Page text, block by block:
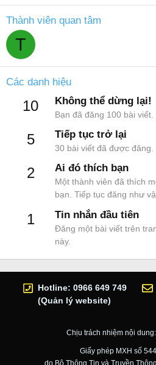
Thành viên quan tâm
T
Các danh hiệu
10 Không thể dừng lại!
Bạn đã đăng 100 bài viết.
5 Tiếp tục trở lại
30 bài viết đã được đăng.
2 Ai đó thích bạn
Một thành viên đã thích
bạn. Tiếp tục đăng như
1 Tin nhắn đầu tiên
Đăng một bài viết trên
này.
Hotline: 0966 649 749
(Quản lý website)
Chịu trách nhiệm nội
Giấy phép MXH số
do Bộ Thông Tin và Truyền